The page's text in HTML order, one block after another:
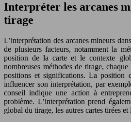
Interpréter les arcanes
tirage
L’interprétation des arcanes mineurs
de plusieurs facteurs, notamment la
position de la carte et le contexte
nombreuses méthodes de tirage,
positions et significations. La position
influencer son interprétation, par
conseil indique une action à
problème. L’interprétation prend
global du tirage, les autres cartes tirées et